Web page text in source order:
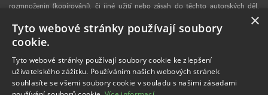
rozmnoženin (kopírování), či jiné užití nebo zásah do těchto autorských děl.
Upozorňujeme, že v případě neoprávněného užití autorského díla se lze
domáhat dle § 40 zákona č. 121/2000 Sb., autorského zákona, vydání
dvojnásobku běžné licenční odměny, a v konkrétním případě se může jednat i o
trestný čin dle § 270 zákona č. 40/2009 Sb., trestního zákoníku. V případě
zájmu o užití některého z autorských děl zveřejněných na těchto webových
stránkách nás proto kontaktujte na e-mailové adrese:info@retro-auto.cz
Autorem textů a některých fotografií je Martin Kusý.
×
Tyto webové stránky používají soubory
cookie.
Tyto webové stránky používají soubory cookie ke zlepšení
uživatelského zážitku. Používáním našich webových stránek
souhlasíte se všemi soubory cookie v souladu s našimi zásadami